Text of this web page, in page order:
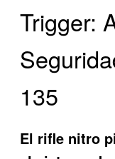
Trigger:
135
El rifle nitro